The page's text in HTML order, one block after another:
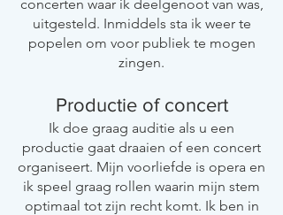
concerten waar ik deelgenoot van was,
uitgesteld. Inmiddels sta ik weer te
popelen om voor publiek te mogen
zingen.
Productie of concert
Ik doe graag auditie als u een
productie gaat draaien of een concert
organiseert. Mijn voorliefde is opera en
ik speel graag rollen waarin mijn stem
optimaal tot zijn recht komt. Ik ben in